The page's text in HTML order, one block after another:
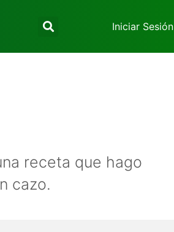
Iniciar Sesión
receta que hago
cazo.